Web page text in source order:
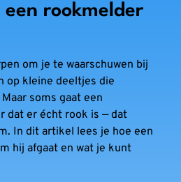
rookmelder
om je te waarschuwen bij
op kleine deeltjes die
soms gaat een
dat er écht rook is — dat
In dit artikel lees je hoe een
hij afgaat en wat je kunt